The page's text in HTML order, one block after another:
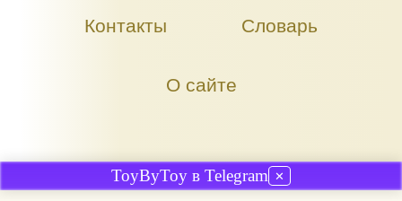
Контакты Словарь
О сайте
ToyByToy в Telegram ✕